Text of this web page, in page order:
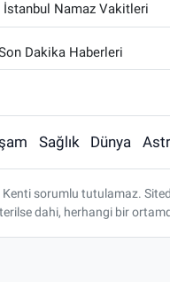
İstanbul Namaz Vakitleri
Dakika Haberleri
Sağlık Dünya
sorumlu tutulamaz.
dahi, herhangi bir